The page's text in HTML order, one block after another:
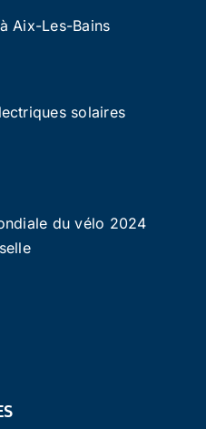
Aix-Les-Bains
solaires
du vélo 2024